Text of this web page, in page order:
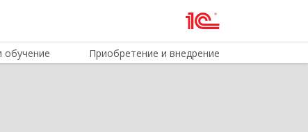
обучение Приобретение и внедрение